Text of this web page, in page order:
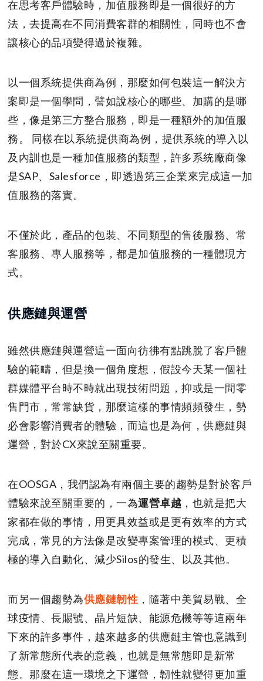
在思考客戶體驗時，加值服務即是一個很好的方
法，去提高在不同消費客群的相關性，同時也不會
讓核心的品項變得過於複雜。
以一個系統提供商為例，那麼如何包裝這一解決方
案即是一個學問，譬如說核心的哪些、加購的是哪
些，像是第三方整合服務，即是一種額外的加值服
務。 同樣在以系統提供商為例，提供系統的導入以
及內訓也是一種加值服務的類型，許多系統廠商像
是SAP、Salesforce，即透過第三企業來完成這一加
值服務的落實。
不僅於此，產品的包裝、不同類型的售後服務、常
客服務、專人服務等，都是加值服務的一種體現方
式。
供應鏈與運營
雖然供應鏈與運營這一面向彷彿有點跳脫了客戶體
驗的範疇，但是換一個角度想，假設今天某一個社
群媒體平台時不時就出現技術問題，抑或是一間零
售門市，常常缺貨，那麼這樣的事情頻頻發生，勢
必會影響消費者的體驗，而這也是為何，供應鏈與
運營，對於CX來說至關重要。
在OOSGA，我們認為有兩個主要的趨勢是對於客戶
體驗來說至關重要的，一為運營卓越 ，也就是把大
家都在做的事情，用更具效益或是更有效率的方式
完成，常見的方法像是改變專案管理的模式、更積
極的導入自動化、減少Silos的發生、以及其他。
而另一個趨勢為供應鏈韌性 ，隨著中美貿易戰、全
球疫情、長賜號、晶片短缺、能源危機等等這兩年
下來的許多事件，越來越多的供應鏈主管也意識到
了新常態所代表的意義，也就是無常態即是新常
態。那麼在這一環境之下運營，韌性就變得更加重